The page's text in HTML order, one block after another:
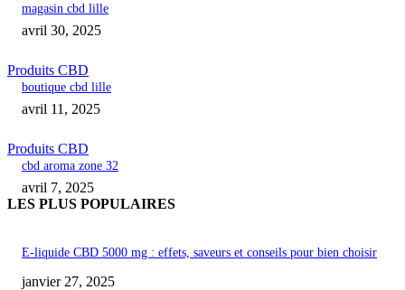
magasin cbd lille
avril 30, 2025
Produits CBD
boutique cbd lille
avril 11, 2025
Produits CBD
cbd aroma zone 32
avril 7, 2025
LES PLUS POPULAIRES
E-liquide CBD 5000 mg : effets, saveurs et conseils pour bien choisir
janvier 27, 2025